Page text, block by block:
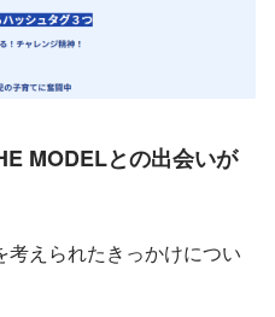
MODELとの出会いが
えられたきっかけについ